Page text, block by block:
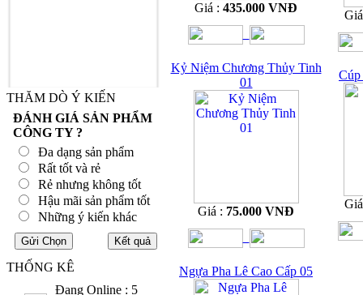
THĂM DÒ Ý KIẾN
ĐÁNH GIÁ SẢN PHẨM
CÔNG TY ?
Đa dạng sản phẩm
Rất tốt và rẻ
Rẻ nhưng không tốt
Hậu mãi sản phẩm tốt
Những ý kiến khác
THỐNG KÊ
Đang Online : 5
Giá : 435.000 VNĐ
Kỷ Niệm Chương Thủy Tinh
01
Giá : 75.000 VNĐ
Cúp
Ngựa Pha Lê Cao Cấp 05